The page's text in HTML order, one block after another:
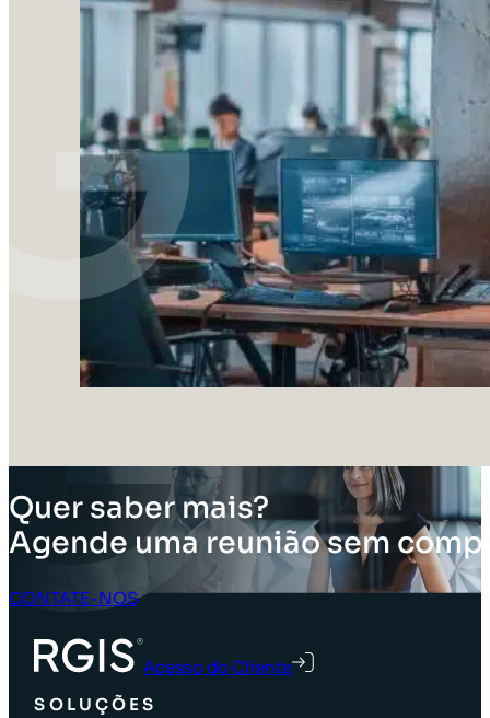
Quer saber mais?
Agende uma reunião sem
CONTATE-NOS
Acesso do Cliente
SOLUÇÕES